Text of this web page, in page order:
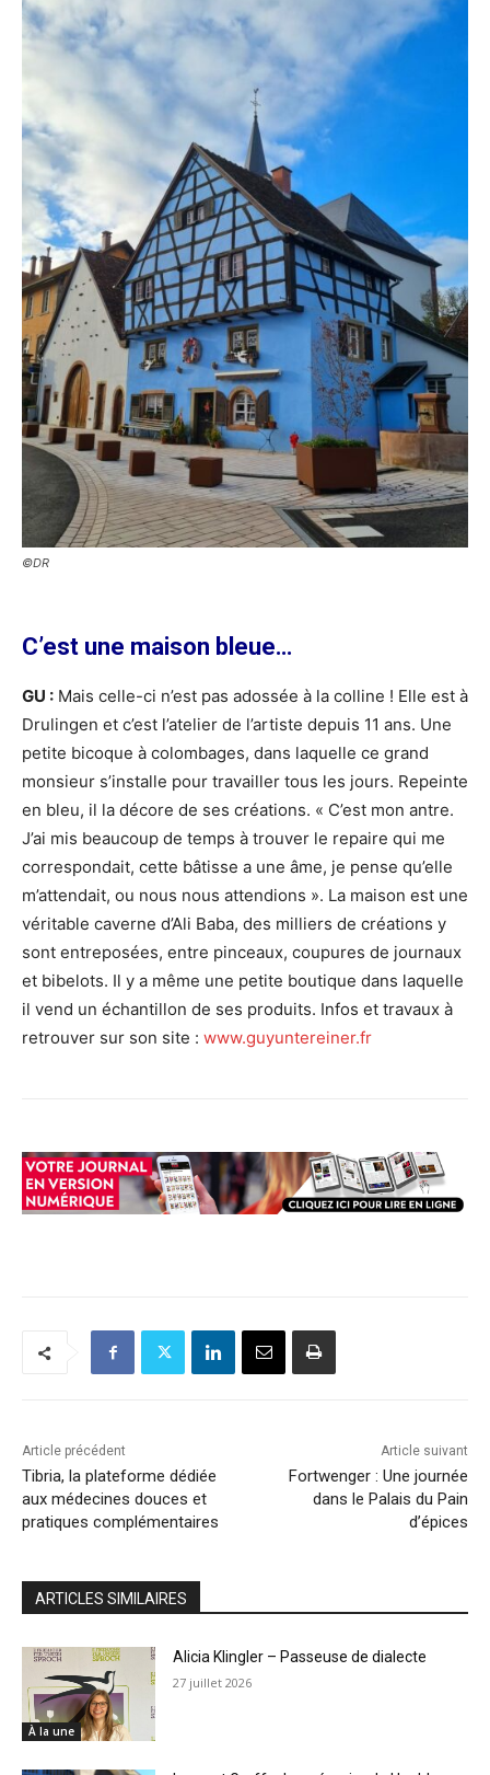
©DR
C’est une maison bleue…
GU : Mais celle-ci n’est pas adossée à la colline ! Elle est à
Drulingen et c’est l’atelier de l’artiste depuis 11 ans. Une
petite bicoque à colombages, dans laquelle ce grand
monsieur s’installe pour travailler tous les jours. Repeinte
en bleu, il la décore de ses créations. « C’est mon antre.
J’ai mis beaucoup de temps à trouver le repaire qui me
correspondait, cette bâtisse a une âme, je pense qu’elle
m’attendait, ou nous nous attendions ». La maison est une
véritable caverne d’Ali Baba, des milliers de créations y
sont entreposées, entre pinceaux, coupures de journaux
et bibelots. Il y a même une petite boutique dans laquelle
il vend un échantillon de ses produits. Infos et travaux à
retrouver sur son site : www.guyuntereiner.fr
Article précédent
Tibria, la plateforme dédiée
aux médecines douces et
pratiques complémentaires
Article suivant
Fortwenger : Une journée
dans le Palais du Pain
d’épices
ARTICLES SIMILAIRES
À la une
Alicia Klingler – Passeuse de dialecte
27 juillet 2026